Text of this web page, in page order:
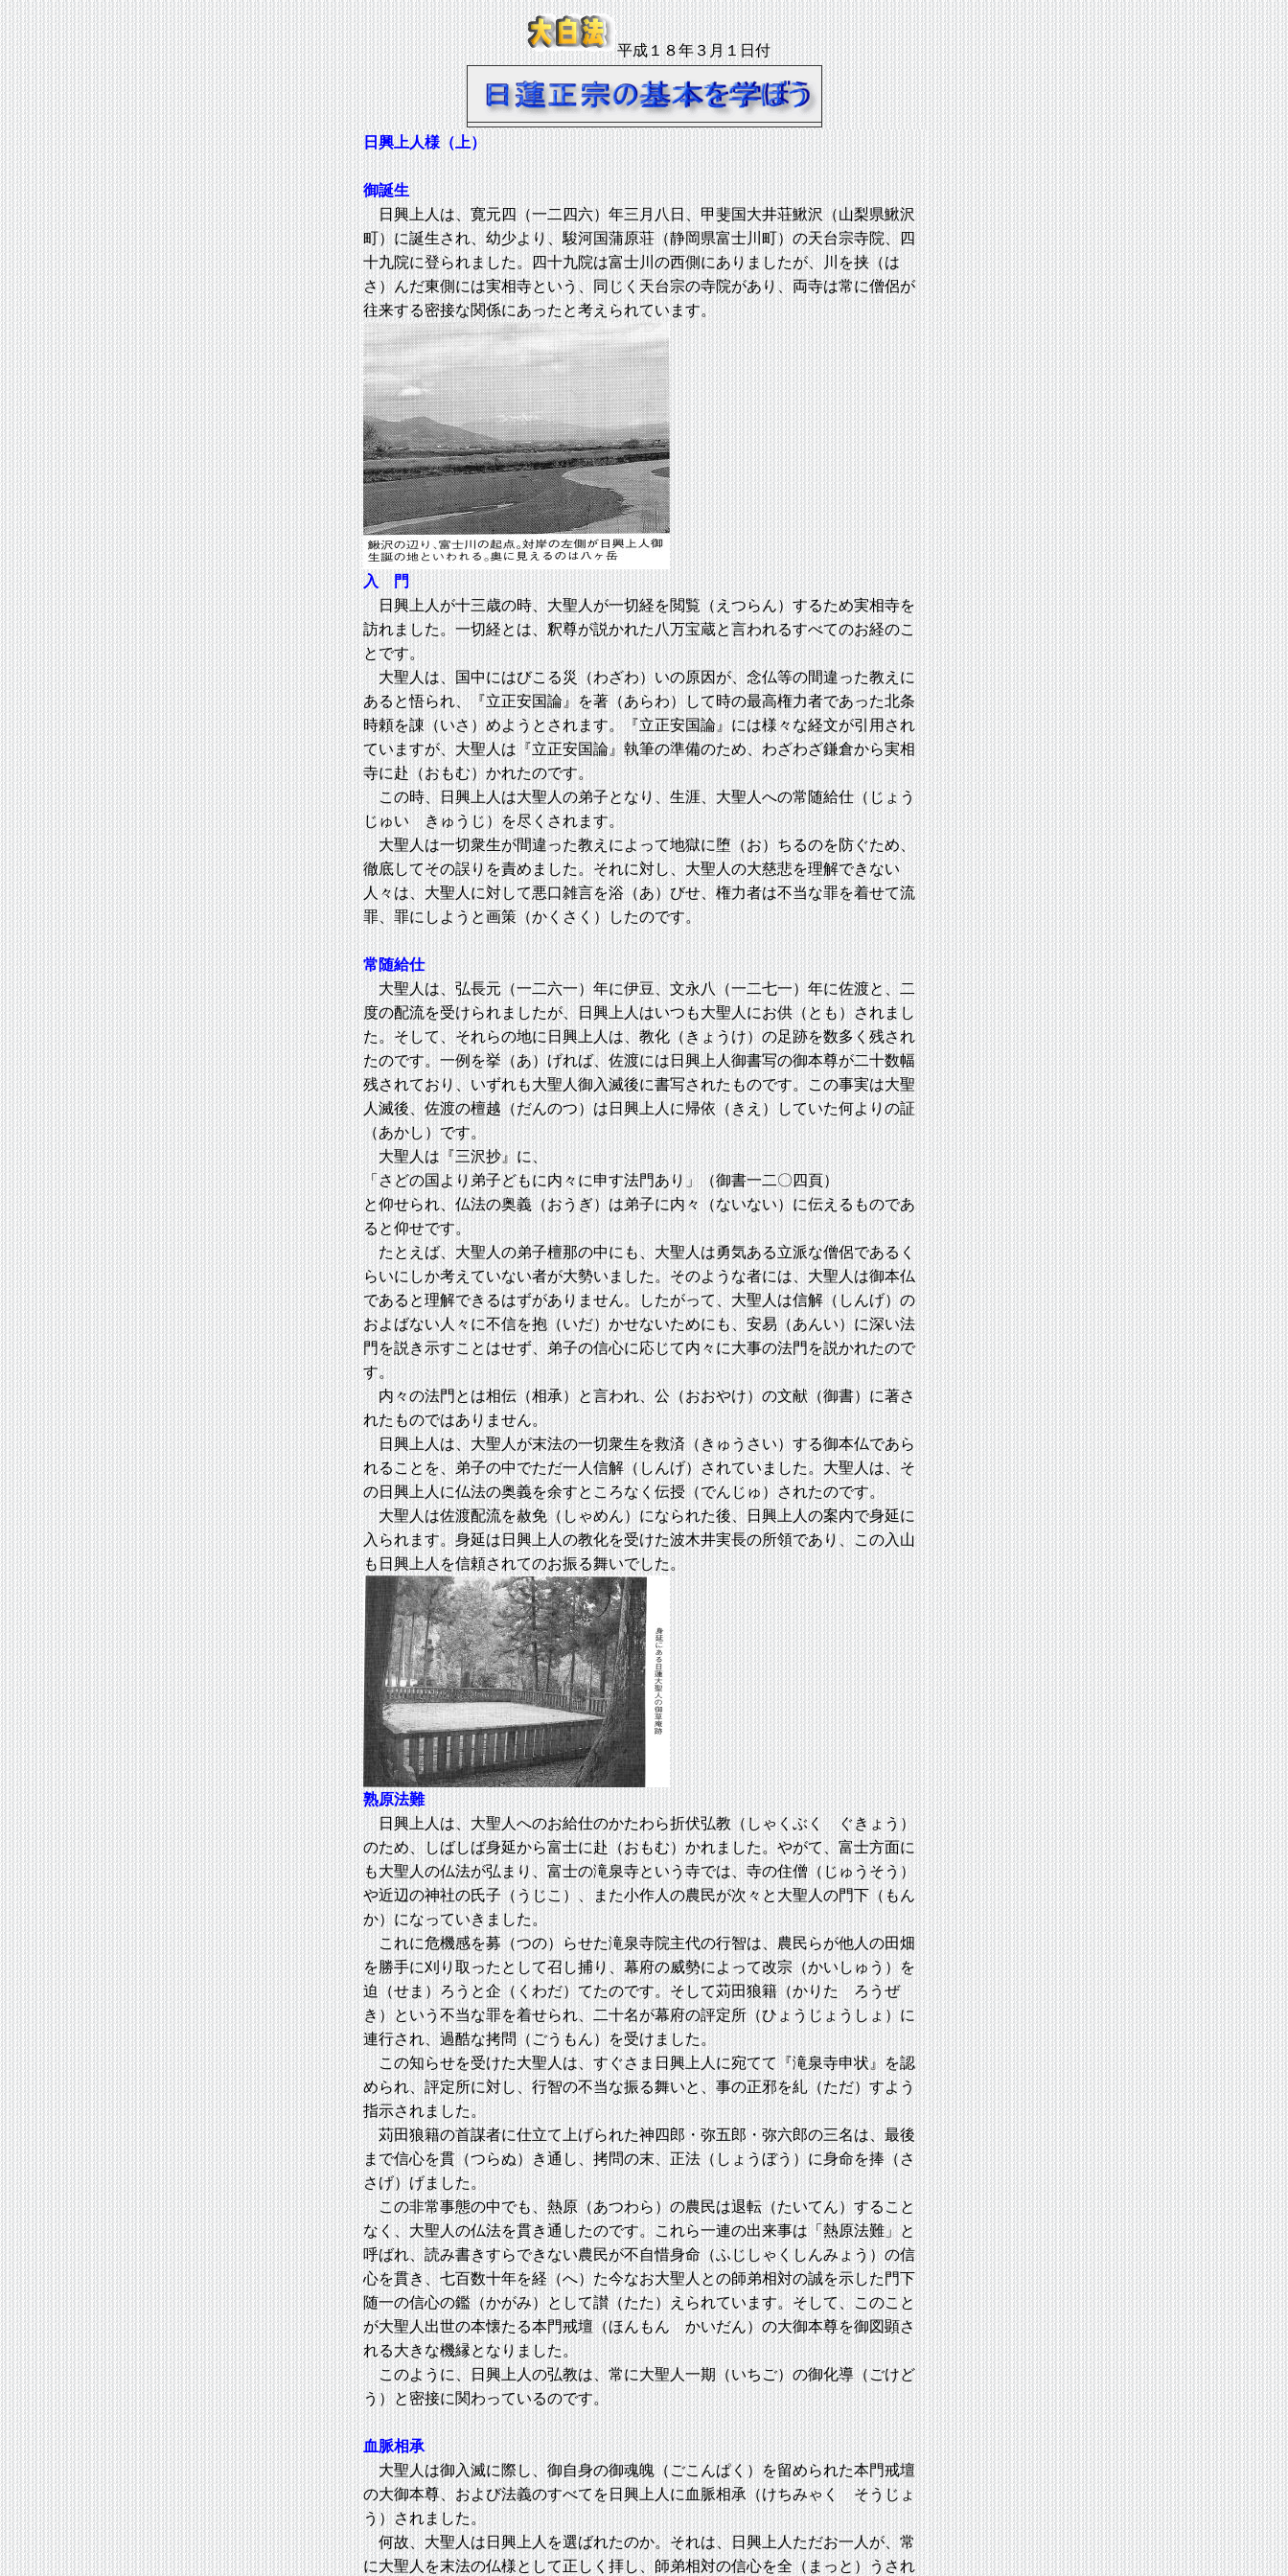
平成１８年３月１日付
日興上人様（上）
御誕生
日興上人は、寛元四（一二四六）年三月八日、甲斐国大井荘鰍沢（山梨県鰍沢
町）に誕生され、幼少より、駿河国蒲原荘（静岡県富士川町）の天台宗寺院、四
十九院に登られました。四十九院は富士川の西側にありましたが、川を挟（は
さ）んだ東側には実相寺という、同じく天台宗の寺院があり、両寺は常に僧侶が
往来する密接な関係にあったと考えられています。
入 門
日興上人が十三歳の時、大聖人が一切経を閲覧（えつらん）するため実相寺を
訪れました。一切経とは、釈尊が説かれた八万宝蔵と言われるすべてのお経のこ
とです。
大聖人は、国中にはびこる災（わざわ）いの原因が、念仏等の間違った教えに
あると悟られ、『立正安国論』を著（あらわ）して時の最高権力者であった北条
時頼を諌（いさ）めようとされます。『立正安国論』には様々な経文が引用され
ていますが、大聖人は『立正安国論』執筆の準備のため、わざわざ鎌倉から実相
寺に赴（おもむ）かれたのです。
この時、日興上人は大聖人の弟子となり、生涯、大聖人への常随給仕（じょう
じゅい きゅうじ）を尽くされます。
大聖人は一切衆生が間違った教えによって地獄に堕（お）ちるのを防ぐため、
徹底してその誤りを責めました。それに対し、大聖人の大慈悲を理解できない
人々は、大聖人に対して悪口雑言を浴（あ）びせ、権力者は不当な罪を着せて流
罪、罪にしようと画策（かくさく）したのです。
常随給仕
大聖人は、弘長元（一二六一）年に伊豆、文永八（一二七一）年に佐渡と、二
度の配流を受けられましたが、日興上人はいつも大聖人にお供（とも）されまし
た。そして、それらの地に日興上人は、教化（きょうけ）の足跡を数多く残され
たのです。一例を挙（あ）げれば、佐渡には日興上人御書写の御本尊が二十数幅
残されており、いずれも大聖人御入滅後に書写されたものです。この事実は大聖
人滅後、佐渡の檀越（だんのつ）は日興上人に帰依（きえ）していた何よりの証
（あかし）です。
大聖人は『三沢抄』に、
「さどの国より弟子どもに内々に申す法門あり」（御書一二〇四頁）
と仰せられ、仏法の奥義（おうぎ）は弟子に内々（ないない）に伝えるものであ
ると仰せです。
たとえば、大聖人の弟子檀那の中にも、大聖人は勇気ある立派な僧侶であるく
らいにしか考えていない者が大勢いました。そのような者には、大聖人は御本仏
であると理解できるはずがありません。したがって、大聖人は信解（しんげ）の
およばない人々に不信を抱（いだ）かせないためにも、安易（あんい）に深い法
門を説き示すことはせず、弟子の信心に応じて内々に大事の法門を説かれたので
す。
内々の法門とは相伝（相承）と言われ、公（おおやけ）の文献（御書）に著さ
れたものではありません。
日興上人は、大聖人が末法の一切衆生を救済（きゅうさい）する御本仏であら
れることを、弟子の中でただ一人信解（しんげ）されていました。大聖人は、そ
の日興上人に仏法の奥義を余すところなく伝授（でんじゅ）されたのです。
大聖人は佐渡配流を赦免（しゃめん）になられた後、日興上人の案内で身延に
入られます。身延は日興上人の教化を受けた波木井実長の所領であり、この入山
も日興上人を信頼されてのお振る舞いでした。
熟原法難
日興上人は、大聖人へのお給仕のかたわら折伏弘教（しゃくぶく ぐきょう）
のため、しばしば身延から富士に赴（おもむ）かれました。やがて、富士方面に
も大聖人の仏法が弘まり、富士の滝泉寺という寺では、寺の住僧（じゅうそう）
や近辺の神社の氏子（うじこ）、また小作人の農民が次々と大聖人の門下（もん
か）になっていきました。
これに危機感を募（つの）らせた滝泉寺院主代の行智は、農民らが他人の田畑
を勝手に刈り取ったとして召し捕り、幕府の威勢によって改宗（かいしゅう）を
迫（せま）ろうと企（くわだ）てたのです。そして苅田狼籍（かりた ろうぜ
き）という不当な罪を着せられ、二十名が幕府の評定所（ひょうじょうしょ）に
連行され、過酷な拷問（ごうもん）を受けました。
この知らせを受けた大聖人は、すぐさま日興上人に宛てて『滝泉寺申状』を認
められ、評定所に対し、行智の不当な振る舞いと、事の正邪を糺（ただ）すよう
指示されました。
苅田狼籍の首謀者に仕立て上げられた神四郎・弥五郎・弥六郎の三名は、最後
まで信心を貫（つらぬ）き通し、拷問の末、正法（しょうぼう）に身命を捧（さ
さげ）げました。
この非常事態の中でも、熱原（あつわら）の農民は退転（たいてん）すること
なく、大聖人の仏法を貫き通したのです。これら一連の出来事は「熱原法難」と
呼ばれ、読み書きすらできない農民が不自惜身命（ふじしゃくしんみょう）の信
心を貫き、七百数十年を経（へ）た今なお大聖人との師弟相対の誠を示した門下
随一の信心の鑑（かがみ）として讃（たた）えられています。そして、このこと
が大聖人出世の本懐たる本門戒壇（ほんもん かいだん）の大御本尊を御図顕さ
れる大きな機縁となりました。
このように、日興上人の弘教は、常に大聖人一期（いちご）の御化導（ごけど
う）と密接に関わっているのです。
血脈相承
大聖人は御入滅に際し、御自身の御魂魄（ごこんぱく）を留められた本門戒壇
の大御本尊、および法義のすべてを日興上人に血脈相承（けちみゃく そうじょ
う）されました。
何故、大聖人は日興上人を選ばれたのか。それは、日興上人ただお一人が、常
に大聖人を末法の仏様として正しく拝し、師弟相対の信心を全（まっと）うされ